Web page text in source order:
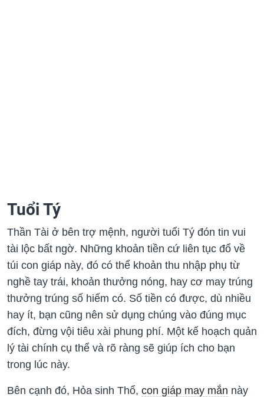
Tuổi Tý
Thần Tài ở bên trợ mệnh, người tuổi Tý đón tin vui
tài lộc bất ngờ. Những khoản tiền cứ liên tục đổ về
túi con giáp này, đó có thể khoản thu nhập phụ từ
nghề tay trái, khoản thưởng nóng, hay cơ may trúng
thưởng trúng số hiếm có. Số tiền có được, dù nhiều
hay ít, bạn cũng nên sử dụng chúng vào đúng mục
đích, đừng vội tiêu xài phung phí. Một kế hoạch quản
lý tài chính cụ thể và rõ ràng sẽ giúp ích cho bạn
trong lúc này.
Bên cạnh đó, Hỏa sinh Thổ, con giáp may mắn này